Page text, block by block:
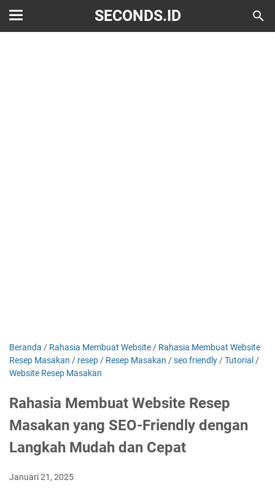
SECONDS.ID
Beranda / Rahasia Membuat Website / Rahasia Membuat Website
Resep Masakan / resep / Resep Masakan /seo friendly /Tutorial /
Website Resep Masakan
Rahasia Membuat Website Resep
Masakan yang SEO-Friendly dengan
Langkah Mudah dan Cepat
Januari 21, 2025